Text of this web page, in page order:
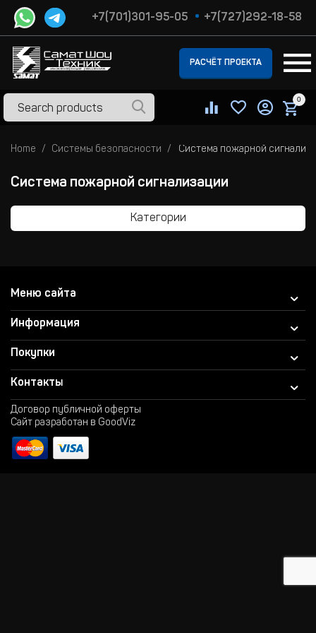
+7(701)301-95-05 +7(727)292-18-58
РАСЧЁТ ПРОЕКТА
0
Home Системы безопасности Система пожарной
Система пожарной сигнализации
Категории
Меню сайта
Информация
Покупки
Контакты
Договор публичной оферты
Сайт разработан в GoodViz